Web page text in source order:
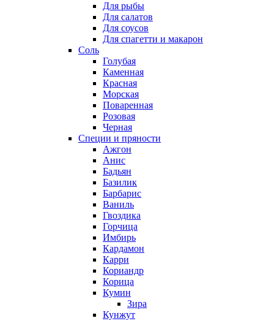
Для рыбы
Для салатов
Для соусов
Для спагетти и макарон
Соль
Голубая
Каменная
Красная
Морская
Поваренная
Розовая
Черная
Специи и пряности
Ажгон
Анис
Бадьян
Базилик
Барбарис
Ваниль
Гвоздика
Горчица
Имбирь
Кардамон
Карри
Кориандр
Корица
Кумин
Зира
Кунжут